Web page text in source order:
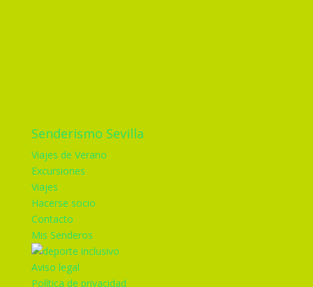
Senderismo Sevilla
Viajes de Verano
Excursiones
Viajes
Hacerse socio
Contacto
Mis Senderos
Aviso legal
Política de privacidad